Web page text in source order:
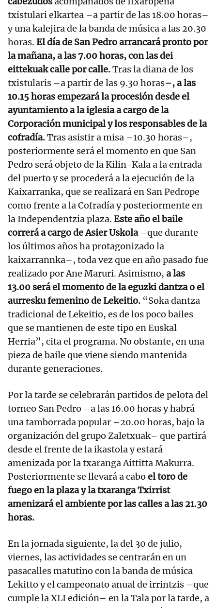
txistulari elkartea –a partir de las 18.00 horas–
y una kalejira de la banda de música a las 20.30
horas. El día de San Pedro arrancará pronto por
la mañana, a las 7.00 horas, con las dei
eittekuak calle por calle.Tras la diana de los
txistularis –a partir de las 9.30 horas–, a las
10.15 horas empezará la procesión desde el
ayuntamiento a la iglesia a cargo de la
Corporación municipal y los responsables de la
cofradía.Tras asistir a misa –10.30 horas–,
posteriormente será el momento en que San
Pedro será objeto de la Kilin-Kala a la entrada
del puerto y se procederá a la ejecución de la
Kaixarranka, que se realizará en San Pedrope
como frente a la Cofradía y posteriormente en
la Independentzia plaza. Este año el baile
correrá a cargo de Asier Uskola–que durante
los últimos años ha protagonizado la
kaixarrannka–, toda vez que en año pasado fue
realizado por Ane Maruri. Asimismo, a las
13.00 será el momento de la eguzki dantza o el
aurresku femenino de Lekeitio. “Soka dantza
tradicional de Lekeitio, es de los poco bailes
que se mantienen de este tipo en Euskal
Herria”, cita el programa. No obstante, en una
pieza de baile que viene siendo mantenida
durante generaciones.
Por la tarde se celebrarán partidos de pelota del
torneo San Pedro –a las 16.00 horas y habrá
una tamborrada popular –20.00 horas, bajo la
organización del grupo Zaletxuak– que partirá
desde el frente de la ikastola y estará
amenizada por la txaranga Aittitta Makurra.
Posteriormente se llevará a cabo el toro de
fuego en la plaza y la txaranga Txirrist
amenizará el ambiente por las calles a las 21.30
horas.
En la jornada siguiente, la del 30 de julio,
viernes, las actividades se centrarán en un
pasacalles matutino con la banda de música
Lekitto y el campeonato anual de irrintzis –que
cumple la XLI edición– en la Tala por la tarde, a